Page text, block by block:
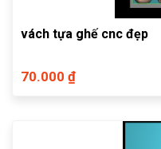
vách tựa ghế cnc đẹp
70.000 ₫